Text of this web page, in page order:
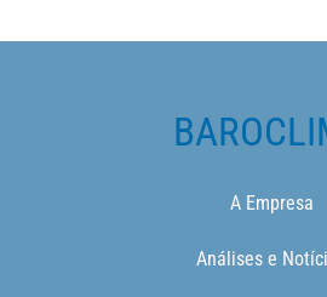
A Empresa
Análises e